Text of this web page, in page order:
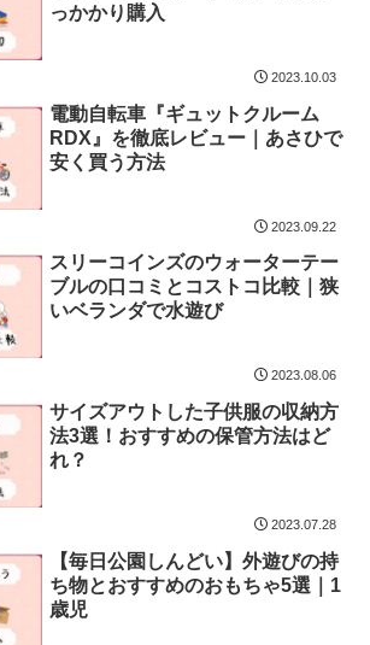
っかかり購入
2023.10.03
電動自転車『ギュットクルーム
RDX』を徹底レビュー｜あさひで
安く買う方法
2023.09.22
スリーコインズのウォーターテー
ブルの口コミとコストコ比較｜狭
いベランダで水遊び
2023.08.06
サイズアウトした子供服の収納方
法3選！おすすめの保管方法はど
れ？
2023.07.28
【毎日公園しんどい】外遊びの持
ち物とおすすめのおもちゃ5選｜1
歳児